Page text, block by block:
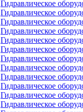
Гидравлическое
Гидравлическое
Гидравлическое
Гидравлическое
Гидравлическое
Гидравлическое
Гидравлическое
Гидравлическое
Гидравлическое
Гидравлическое
Гидравлическое
Гидравлическое